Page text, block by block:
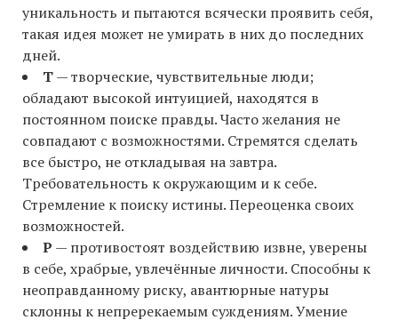
уникальность и пытаются всячески проявить себя,
такая идея может не умирать в них до последних
дней.
Т— творческие, чувствительные люди;
обладают высокой интуицией, находятся в
постоянном поиске правды. Часто желания не
совпадают с возможностями. Стремятся сделать
все быстро, не откладывая на завтра.
Требовательность к окружающим и к себе.
Стремление к поиску истины. Переоценка своих
возможностей.
Р — противостоят воздействию извне, уверены
в себе, храбрые, увлечённые личности. Способны к
неоправданному риску, авантюрные натуры
склонны к непререкаемым суждениям. Умение